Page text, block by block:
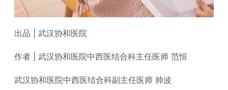
出品 | 武汉协和医院
作者 | 武汉协和医院中西医结合科主任医师 范恒
武汉协和医院中西医结合科副主任医师 帅波